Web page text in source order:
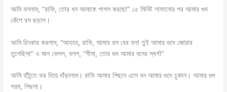
আমি বললাম, “রাফি, তোর ধন আমাকে পাগল করছে!” ১৫ মিনিট লাফানোর পর আমার গুদ
কেঁপে রস ছড়াল।
আমি চিৎকার করলাম, “আহহহ, রাফি, আমার রস বের হল! তুই আমার গুদে জোয়ার
তুলেছিস!” ও মাল ফেলল, বলল, “সীমা, তোর গুদ আমার ধনের স্বর্গ!”
আমি হাঁটুতে ভর দিয়ে দাঁড়ালাম। রাফি আমার পিছনে এসে ধন আমার গুদে ঢুকাল। আমার গুদ
গরম, পিছলা।